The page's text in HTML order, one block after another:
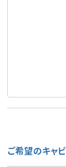
ご希望のキャ